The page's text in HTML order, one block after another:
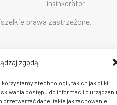
zgodą
korzystamy z technologii, takich jak pliki
dostępu do informacji o
dane, takie jak zachowanie
insinkerator
prawa zastrzeżone.